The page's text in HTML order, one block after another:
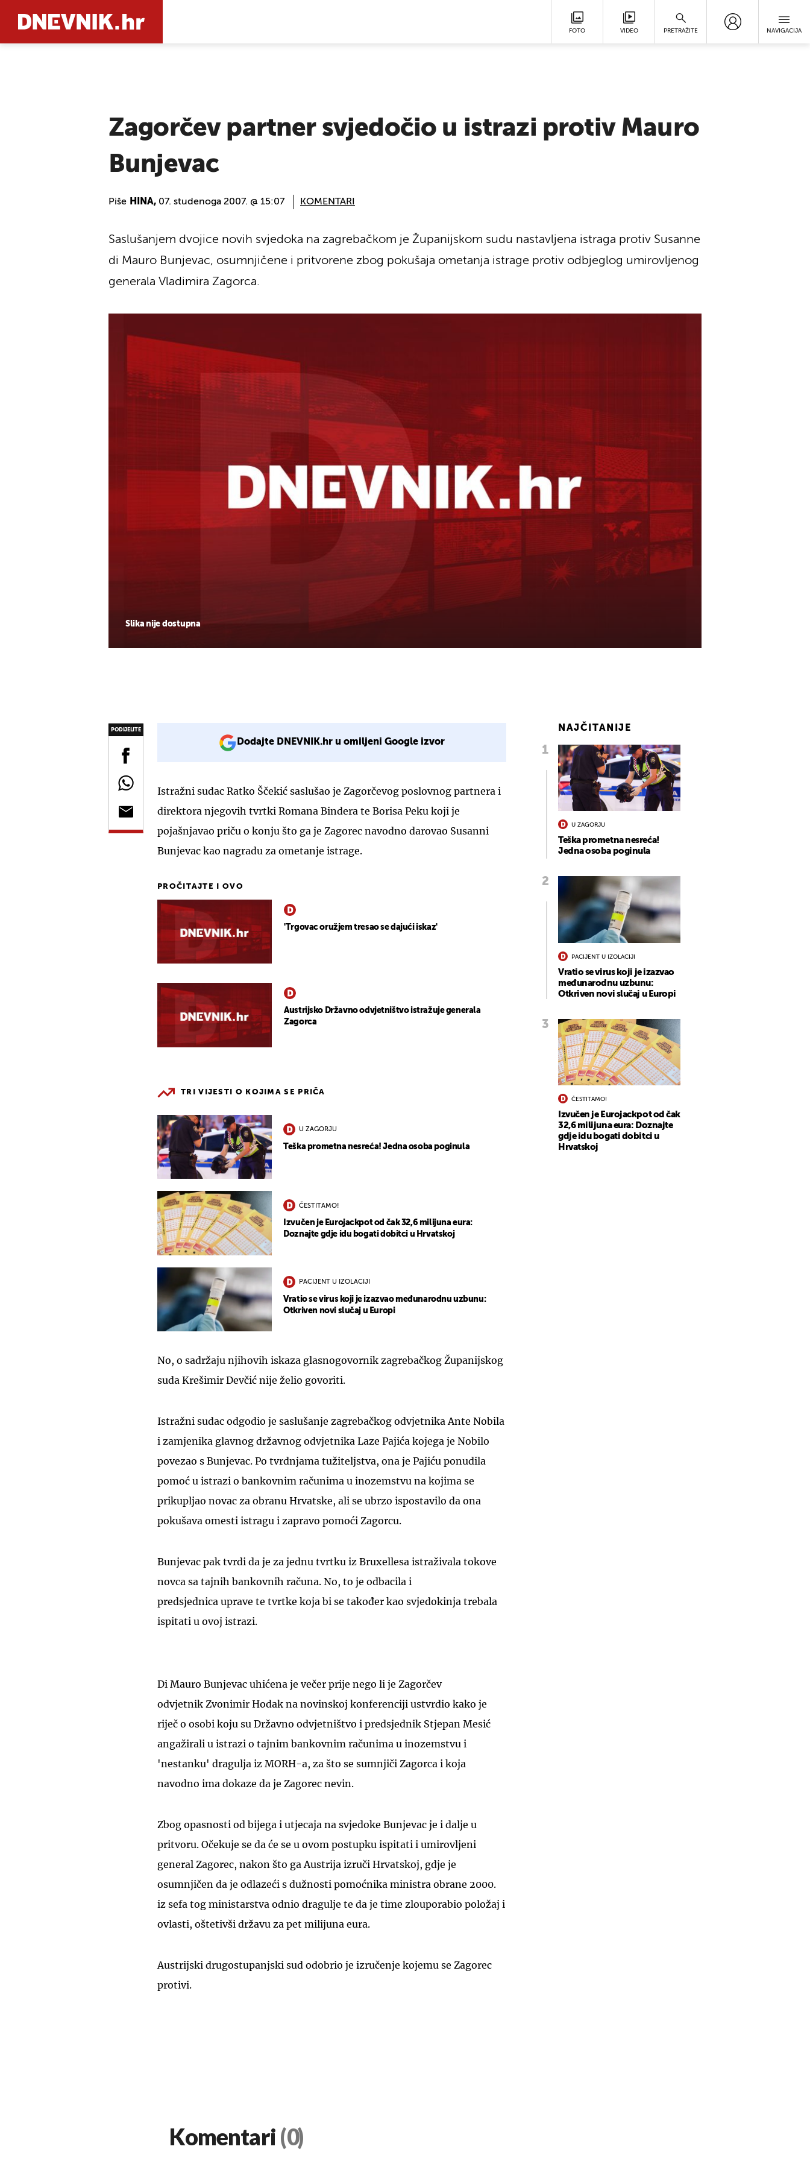
FOTO VIDEO PRETRAŽITE NAVIGACIJA
Zagorčev partner svjedočio u istrazi protiv Mauro
Bunjevac
Piše HINA, 07. studenoga 2007. @ 15:07 KOMENTARI
Slika nije dostupna
Saslušanjem dvojice novih svjedoka na zagrebačkom je Županijskom sudu nastavljena istraga protiv Susanne
di Mauro Bunjevac, osumnjičene i pritvorene zbog pokušaja ometanja istrage protiv odbjeglog umirovljenog
generala Vladimira Zagorca.
PODIJELITE
Dodajte DNEVNIK.hr u omiljeni Google izvor
Istražni sudac Ratko Ščekić saslušao je Zagorčevog poslovnog partnera i
direktora njegovih tvrtki Romana Bindera te Borisa Peku koji je
pojašnjavao priču o konju što ga je Zagorec navodno darovao Susanni
Bunjevac kao nagradu za ometanje istrage.
PROČITAJTE I OVO
'Trgovac oružjem tresao se dajući iskaz'
Austrijsko Državno odvjetništvo istražuje generala
Zagorca
TRI VIJESTI O KOJIMA SE PRIČA
U ZAGORJU
Teška prometna nesreća! Jedna osoba poginula
ČESTITAMO!
Izvučen je Eurojackpot od čak 32,6 milijuna eura:
Doznajte gdje idu bogati dobitci u Hrvatskoj
PACIJENT U IZOLACIJI
Vratio se virus koji je izazvao međunarodnu uzbunu:
Otkriven novi slučaj u Europi
No, o sadržaju njihovih iskaza glasnogovornik zagrebačkog Županijskog
suda Krešimir Devčić nije želio govoriti.
Istražni sudac odgodio je saslušanje zagrebačkog odvjetnika Ante Nobila
i zamjenika glavnog državnog odvjetnika Laze Pajića kojega je Nobilo
povezao s Bunjevac. Po tvrdnjama tužiteljstva, ona je Pajiću ponudila
pomoć u istrazi o bankovnim računima u inozemstvu na kojima se
prikupljao novac za obranu Hrvatske, ali se ubrzo ispostavilo da ona
pokušava omesti istragu i zapravo pomoći Zagorcu.
Bunjevac pak tvrdi da je za jednu tvrtku iz Bruxellesa istraživala tokove
novca sa tajnih bankovnih računa. No, to je odbacila i
predsjednica uprave te tvrtke koja bi se također kao svjedokinja trebala
ispitati u ovoj istrazi.
Di Mauro Bunjevac uhićena je večer prije nego li je Zagorčev
odvjetnik Zvonimir Hodak na novinskoj konferenciji ustvrdio kako je
riječ o osobi koju su Državno odvjetništvo i predsjednik Stjepan Mesić
angažirali u istrazi o tajnim bankovnim računima u inozemstvu i
'nestanku' dragulja iz MORH-a, za što se sumnjiči Zagorca i koja
navodno ima dokaze da je Zagorec nevin.
Zbog opasnosti od bijega i utjecaja na svjedoke Bunjevac je i dalje u
pritvoru. Očekuje se da će se u ovom postupku ispitati i umirovljeni
general Zagorec, nakon što ga Austrija izruči Hrvatskoj, gdje je
osumnjičen da je odlazeći s dužnosti pomoćnika ministra obrane 2000.
iz sefa tog ministarstva odnio dragulje te da je time zlouporabio položaj i
ovlasti, oštetivši državu za pet milijuna eura.
Austrijski drugostupanjski sud odobrio je izručenje kojemu se Zagorec
protivi.
NAJČITANIJE
U ZAGORJU
Teška prometna nesreća!
Jedna osoba poginula
PACIJENT U IZOLACIJI
Vratio se virus koji je izazvao
međunarodnu uzbunu:
Otkriven novi slučaj u Europi
ČESTITAMO!
Izvučen je Eurojackpot od čak
32,6 milijuna eura: Doznajte
gdje idu bogati dobitci u
Hrvatskoj
Komentari (0)